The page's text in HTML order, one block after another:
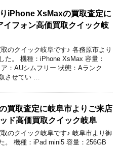
iPhone XsMaxの買取査定に
イフォン高価買取クイック岐
のクイック岐阜です♪ 各務原市より
た。 機種：iPhone XsMax 容量：
：AUシムフリー 状態：Aランク
させてい …
買取査定に岐阜市よりご来店
ド高価買取クイック岐阜
のクイック岐阜です♪ 岐阜市より御
。 機種：iPad mini5 容量：256GB